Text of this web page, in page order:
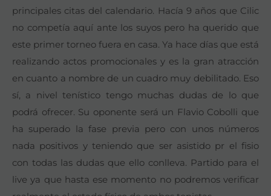
principales citas del calendario. Hacía 9 años que Cilic
no competía aquí ante los suyos pero ha querido que
este primer torneo fuera en casa. Ya hace días que está
realizando actos promocionales y es la gran atracción
en cuanto a nombre de un cuadro muy debilitado. Eso
sí, a nivel tenístico tengo muchas dudas de lo que
podrá ofrecer. Su oponente será un Flavio Cobolli que
ha superado la fase previa pero con unos números
nada positivos y teniendo que ser asistido pr el fisio
con todas las dudas que ello conlleva. Partido para el
live ya que hasta ese momento no podremos verificar